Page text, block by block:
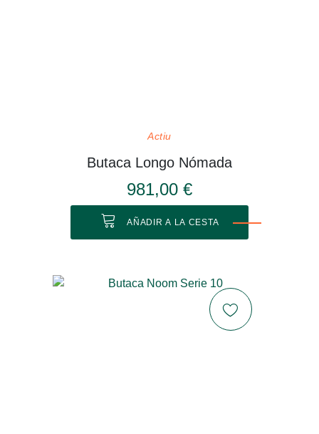
Actiu
Butaca Longo Nómada
981,00 €
AÑADIR A LA CESTA